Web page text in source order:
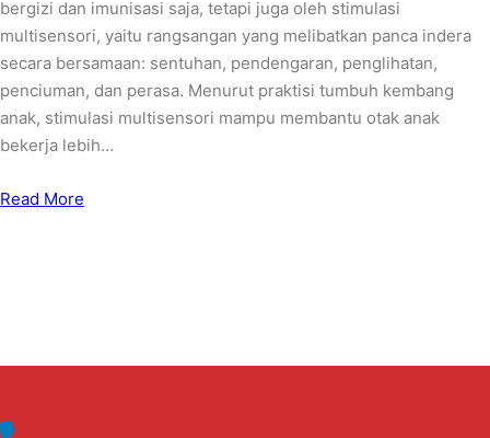
bergizi dan imunisasi saja, tetapi juga oleh stimulasi
multisensori, yaitu rangsangan yang melibatkan panca indera
secara bersamaan: sentuhan, pendengaran, penglihatan,
penciuman, dan perasa. Menurut praktisi tumbuh kembang
anak, stimulasi multisensori mampu membantu otak anak
bekerja lebih…
Read More